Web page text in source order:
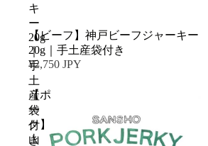
キ
ー
20g
｜
手
土
産
袋
付
き
【ビーフ】神戸ビーフジャーキー
20g｜手土産袋付き
¥2,750 JPY
【ポ
ー
ク】
山